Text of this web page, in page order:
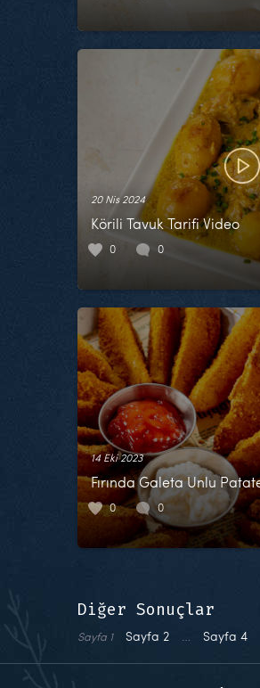
20 Nis 2024
Körili Tavuk Tarifi Video
0 0
14 Eki 2023
Fırında Galeta Unlu
0 0
Diğer Sonuçlar
Sayfa 1 Sayfa 2 … Sayfa 4